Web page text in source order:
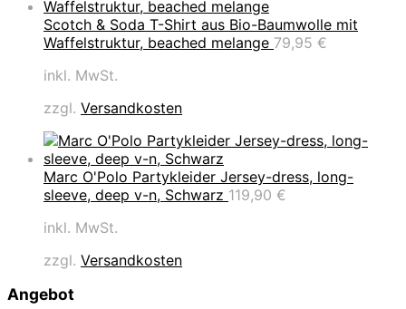
Scotch & Soda T-Shirt aus Bio-Baumwolle mit
Waffelstruktur, beached melange 79,95 €
inkl. MwSt.
zzgl. Versandkosten
Marc O'Polo Partykleider Jersey-dress, long-
sleeve, deep v-n, Schwarz 119,90 €
inkl. MwSt.
zzgl. Versandkosten
Angebot